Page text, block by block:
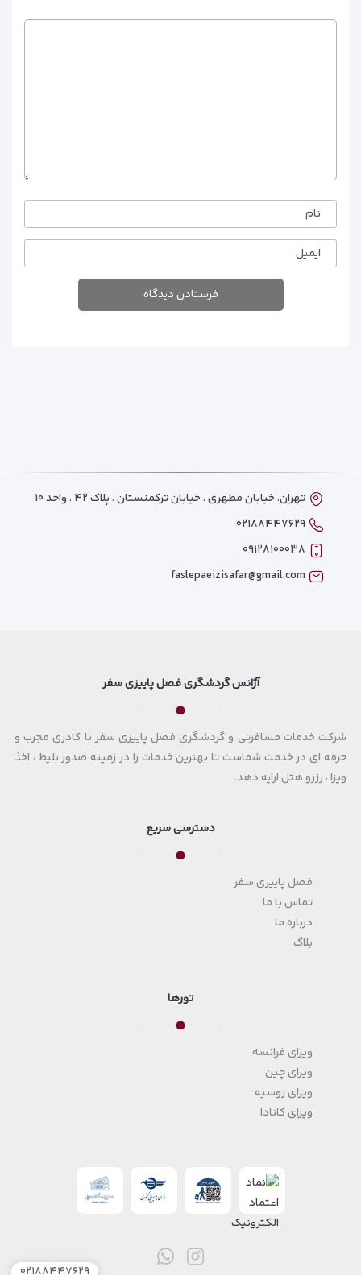
نام
ایمیل
تهران، خیابان مطهری ، خیابان ترکمنستان ، پلاک ۴۲ ، واحد ۱۰
۰۲۱۸۸۴۴۷۶۲۹
۰۹۱۲۸۱۰۰۰۳۸
faslepaeizisafar@gmail.com
آژانس گردشگری فصل پاییزی سفر
شرکت خدمات مسافرتی و گردشگری فصل پاییزی سفر با کادری مجرب و
حرفه ای در خدمت شماست تا بهترین خدمات را در زمینه صدور بلیط ، اخذ
ویزا ، رزرو هتل ارایه دهد.
دسترسی سریع
فصل پاییزی سفر
تماس با ما
درباره ما
بلاگ
تورها
ویزای فرانسه
ویزای چین
ویزای روسیه
ویزای کانادا